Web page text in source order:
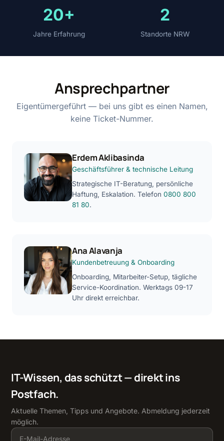
20+
Jahre Erfahrung
2
Standorte NRW
Ansprechpartner
Eigentümergeführt — bei uns gibt es einen Namen,
keine Ticket-Nummer.
Erdem Aklibasinda
Geschäftsführer & technische Leitung
Strategische IT-Beratung, persönliche
Haftung, Eskalation. Telefon 0800 800
81 80.
Ana Alavanja
Kundenbetreuung & Onboarding
Onboarding, Mitarbeiter-Setup, tägliche
Service-Koordination. Werktags 09-17
Uhr direkt erreichbar.
IT-Wissen, das schützt — direkt ins
Postfach.
Aktuelle Themen, Tipps und Angebote. Abmeldung jederzeit
möglich.